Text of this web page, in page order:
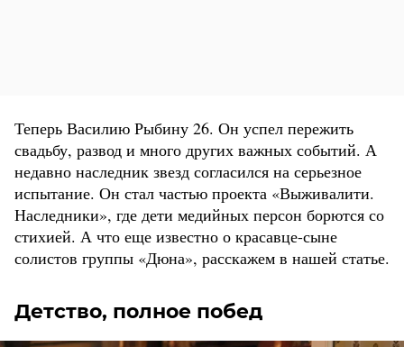
Теперь Василию Рыбину 26. Он успел пережить
свадьбу, развод и много других важных событий. А
недавно наследник звезд согласился на серьезное
испытание. Он стал частью проекта «Выживалити.
Наследники», где дети медийных персон борются со
стихией. А что еще известно о красавце-сыне
солистов группы «Дюна», расскажем в нашей статье.
Детство, полное побед